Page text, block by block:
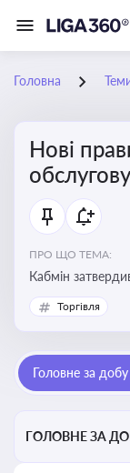
Головна
Нові
ПРО ЩО ТЕМА:
Кабмін
споживача
Торгівля
Головне за
ГОЛОВНЕ ЗА